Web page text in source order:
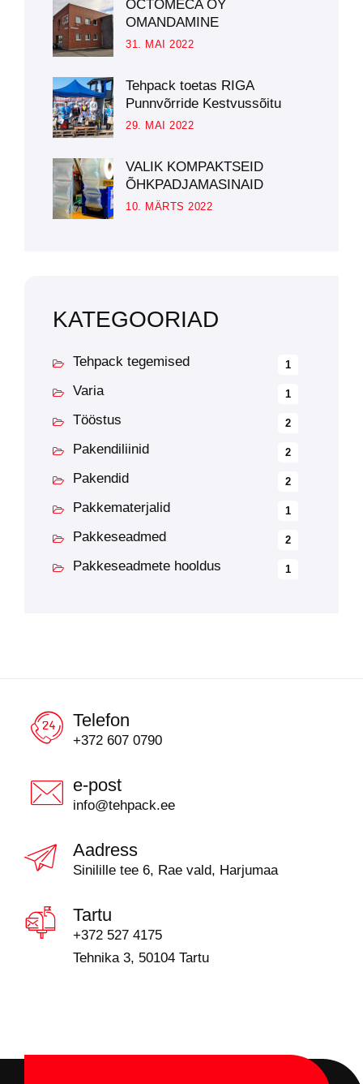
OCTOMECA OY
OMANDAMINE
31. MAI 2022
Tehpack toetas RIGA
Punnvõrride Kestvussõitu
29. MAI 2022
VALIK KOMPAKTSEID
ÕHKPADJAMASINAID
10. MÄRTS 2022
KATEGOORIAD
Tehpack tegemised 1
Varia 1
Tööstus 2
Pakendiliinid 2
Pakendid 2
Pakkematerjalid 1
Pakkeseadmed 2
Pakkeseadmete hooldus 1
Telefon
+372 607 0790
e-post
info@tehpack.ee
Aadress
Sinilille tee 6, Rae vald, Harjumaa
Tartu
+372 527 4175
Tehnika 3, 50104 Tartu